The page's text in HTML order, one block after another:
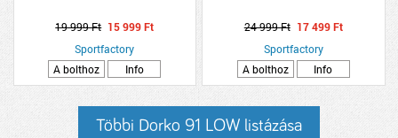
19 999 Ft 15 999 Ft
Sportfactory
A bolthoz
Info
24 999 Ft 17 499 Ft
Sportfactory
A bolthoz
Info
Többi Dorko 91 LOW listázása